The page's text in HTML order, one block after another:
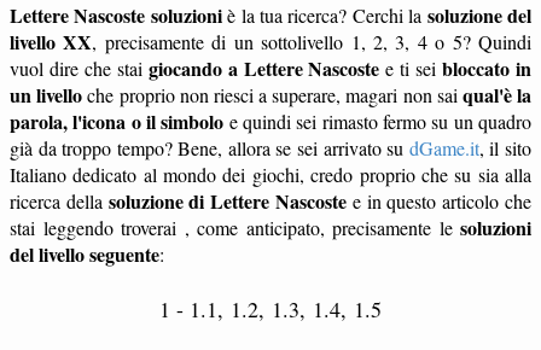
Lettere Nascoste soluzioniè la tua ricerca? Cerchi la soluzione del
livello XX, precisamente di un sottolivello 1, 2, 3, 4 o 5? Quindi
vuol dire che stai giocando a Lettere Nascoste e ti seibloccato in
un livelloche proprio non riesci a superare, magari non sai qual'è la
parola, l'icona o il simbolo e quindi sei rimasto fermo su un quadro
già da troppo tempo? Bene, allora se sei arrivato su dGame.it, il sito
Italiano dedicato al mondo dei giochi, credo proprio che su sia alla
ricerca della soluzione di Lettere Nascoste e in questo articolo che
stai leggendo troverai , come anticipato, precisamente le soluzioni
del livello seguente:
1 - 1.1, 1.2, 1.3, 1.4, 1.5